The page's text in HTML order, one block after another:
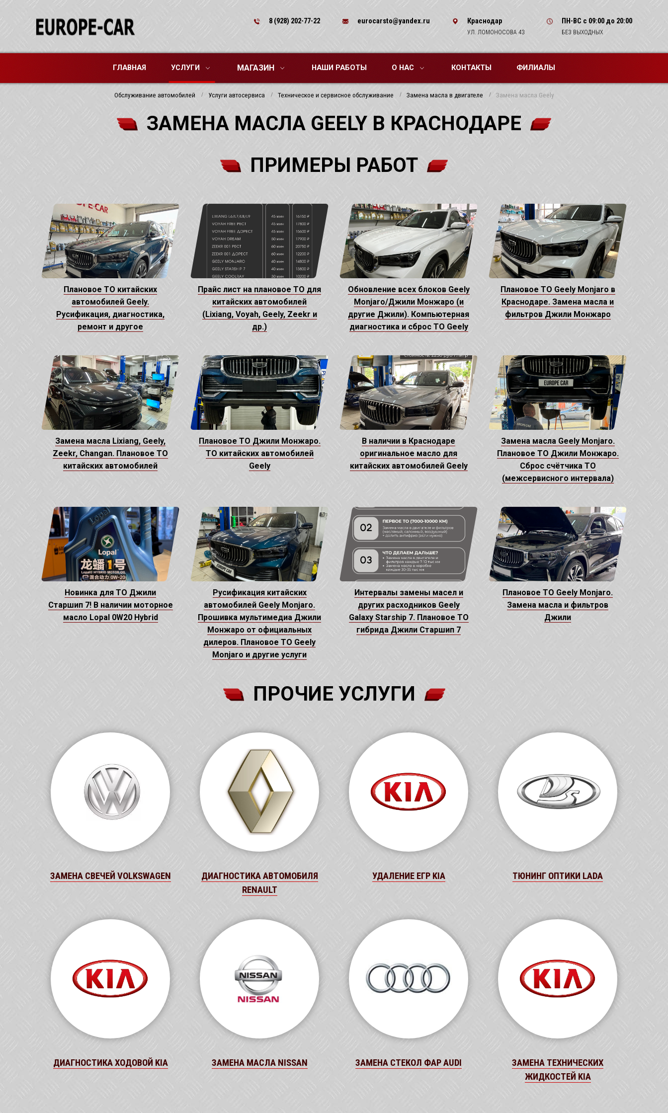
8 (928) 202-77-22 eurocarsto@yandex.ru Краснодар
УЛ. ЛОМОНОСОВА 43
ПН-ВС с 09:00 до 20:00
БЕЗ ВЫХОДНЫХ
ГЛАВНАЯ УСЛУГИ МАГАЗИН НАШИ РАБОТЫ О НАС КОНТАКТЫ ФИЛИАЛЫ
Обслуживание автомобилей Услуги автосервиса Техническое и сервисное обслуживание Замена масла в двигателе Замена масла Geely
ЗАМЕНА МАСЛА GEELY В КРАСНОДАРЕ
ПРИМЕРЫ РАБОТ
Плановое ТО китайских
автомобилей Geely.
Русификация, диагностика,
ремонт и другое
Прайс лист на плановое ТО для
китайских автомобилей
(Lixiang, Voyah, Geely, Zeekr и
др.)
Обновление всех блоков Geely
Monjaro/Джили Монжаро (и
другие Джили). Компьютерная
диагностика и сброс ТО Geely
Плановое ТО Geely Monjaro в
Краснодаре. Замена масла и
фильтров Джили Монжаро
Замена масла Lixiang, Geely,
Zeekr, Changan. Плановое ТО
китайских автомобилей
Плановое ТО Джили Монжаро.
ТО китайских автомобилей
Geely
В наличии в Краснодаре
оригинальное масло для
китайских автомобилей Geely
Замена масла Geely Monjaro.
Плановое ТО Джили Монжаро.
Сброс счётчика ТО
(межсервисного интервала)
Новинка для ТО Джили
Старшип 7! В наличии моторное
масло Lopal 0W20 Hybrid
Русификация китайских
автомобилей Geely Monjaro.
Прошивка мультимедиа Джили
Монжаро от официальных
дилеров. Плановое ТО Geely
Monjaro и другие услуги
Интервалы замены масел и
других расходников Geely
Galaxy Starship 7. Плановое ТО
гибрида Джили Старшип 7
Плановое ТО Geely Monjaro.
Замена масла и фильтров
Джили
ПРОЧИЕ УСЛУГИ
ЗАМЕНА СВЕЧЕЙ VOLKSWAGEN
ДИАГНОСТИКА АВТОМОБИЛЯ
RENAULT
УДАЛЕНИЕ ЕГР KIA ТЮНИНГ ОПТИКИ LADA
ДИАГНОСТИКА ХОДОВОЙ KIA ЗАМЕНА МАСЛА NISSAN ЗАМЕНА СТЕКОЛ ФАР AUDI
ЗАМЕНА ТЕХНИЧЕСКИХ
ЖИДКОСТЕЙ KIA